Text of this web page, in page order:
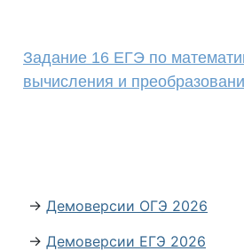
Задание 16 ЕГЭ по
вычисления и
→ Демоверсии ОГЭ 2026
→ Демоверсии ЕГЭ 2026